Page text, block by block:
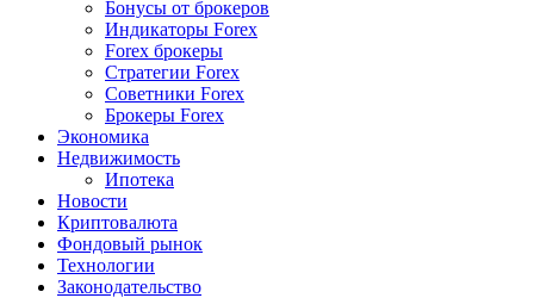
Бонусы от брокеров
Индикаторы Forex
Forex брокеры
Стратегии Forex
Советники Forex
Брокеры Forex
Экономика
Недвижимость
Ипотека
Новости
Криптовалюта
Фондовый рынок
Технологии
Законодательство